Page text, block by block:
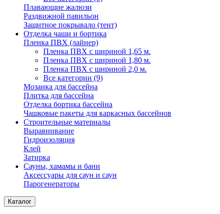
Плавающие жалюзи
Раздвижной павильон
Защитное покрывало (тент)
Отделка чаши и бортика
Пленка ПВХ (лайнер)
Пленка ПВХ с шириной 1,65 м.
Пленка ПВХ с шириной 1,80 м.
Пленка ПВХ с шириной 2,0 м.
Все категории (9)
Мозаика для бассейна
Плитка для бассейна
Отделка бортика бассейна
Чашковые пакеты для каркасных бассейнов
Строительные материалы
Выравнивание
Гидроизоляция
Клей
Затирка
Сауны, хамамы и бани
Аксессуары для саун и саун
Парогенераторы
Каталог